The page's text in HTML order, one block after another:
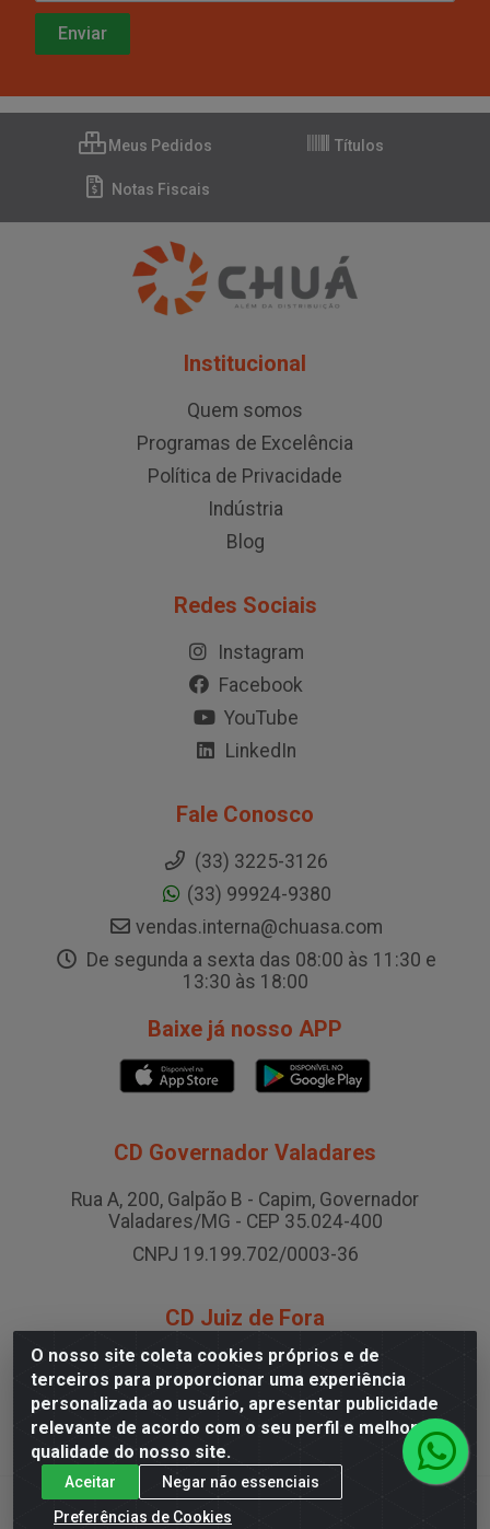
O nosso site coleta cookies próprios e de
terceiros para proporcionar uma experiência
personalizada ao usuário, apresentar publicidade
relevante de acordo com o seu perfil e melhorar a
qualidade do nosso site.
Aceitar
Negar não essenciais
Preferências de Cookies
Meus Pedidos Títulos
Notas Fiscais
Institucional
Quem somos
Programas de Excelência
Política de Privacidade
Indústria
Blog
Redes Sociais
Instagram
Facebook
YouTube
LinkedIn
Fale Conosco
(33) 3225-3126
(33) 99924-9380
vendas.interna@chuasa.com
De segunda a sexta das 08:00 às 11:30 e
13:30 às 18:00
Baixe já nosso APP
CD Governador Valadares
Rua A, 200, Galpão B - Capim, Governador
Valadares/MG - CEP 35.024-400
CNPJ 19.199.702/0003-36
CD Juiz de Fora
Rodovia BR-040 , Nº 0, Área B2 Condominio Brasil
LOG - São Pedro, Juiz de Fora/MG
CNPJ 19.199.702/0005-06